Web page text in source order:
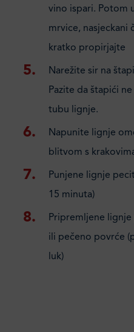
vino ispari. Potom
mrvice, nasjeckani
kratko propirjajte
Narežite sir na
Pazite da štapići
tubu lignje.
Napunite lignje
blitvom s
Punjene lignje
15 minuta)
Pripremljene
ili pečeno povrće
luk)